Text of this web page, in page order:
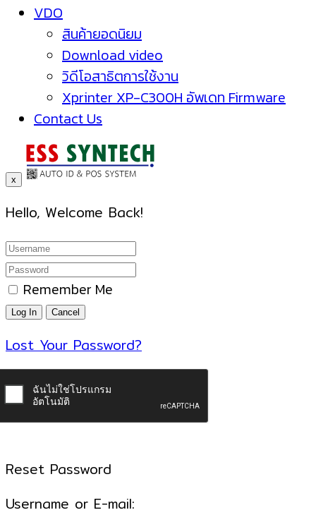
VDO
สินค้ายอดนิยม
Download video
วิดีโอสาธิตการใช้งาน
Xprinter XP-C300H อัพเดท Firmware
Contact Us
x
Hello, Welcome Back!
Remember Me
Lost Your Password?
Reset Password
Username or E-mail: